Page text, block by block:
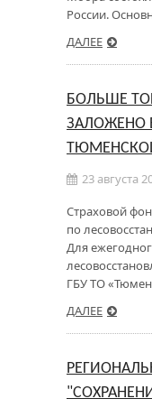
России.
ДАЛЕЕ
БОЛЬШЕ
ЗАЛОЖЕНО
23 августа
Страховой
по
Для
ГБУ ТО
ДАЛЕЕ